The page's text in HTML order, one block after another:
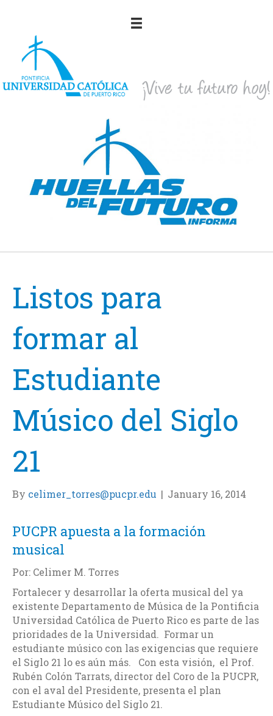
Listos para
formar al
Estudiante
Músico del Siglo
21
By celimer_torres@pucpr.edu | January 16, 2014
PUCPR apuesta a la formación
musical
Por: Celimer M. Torres
Fortalecer y desarrollar la oferta musical del ya
existente Departamento de Música de la Pontificia
Universidad Católica de Puerto Rico es parte de las
prioridades de la Universidad. Formar un
estudiante músico con las exigencias que requiere
el Siglo 21 lo es aún más. Con esta visión, el Prof.
Rubén Colón Tarrats, director del Coro de la PUCPR,
con el aval del Presidente, presenta el plan
Estudiante Músico del Siglo 21.